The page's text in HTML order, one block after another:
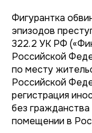
Фигурантка
эпизодов
322.2 УК РФ
Российской
по месту
Российской
регистрация
без
помещении в